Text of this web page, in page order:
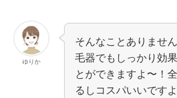
ゆりか
そんなことありませ
毛器でもしっかり効
とができますよ〜！
るしコスパいいですよ